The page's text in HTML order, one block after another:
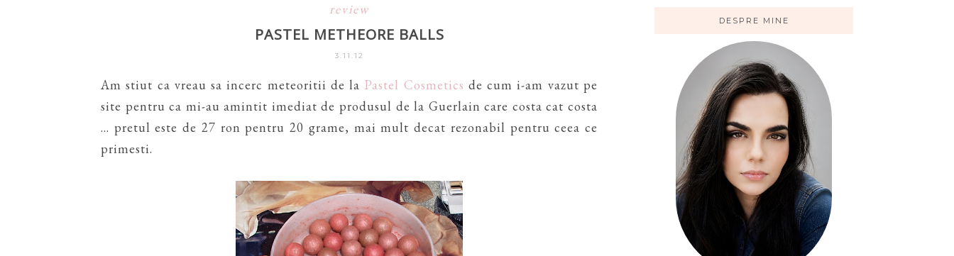
review
PASTEL METHEORE BALLS
3.11.12
Am stiut ca vreau sa incerc meteoritii de la Pastel Cosmetics de cum i-am vazut pe
site pentru ca mi-au amintit imediat de produsul de la Guerlain care costa cat costa
... pretul este de 27 ron pentru 20 grame, mai mult decat rezonabil pentru ceea ce
primesti.
DESPRE MINE